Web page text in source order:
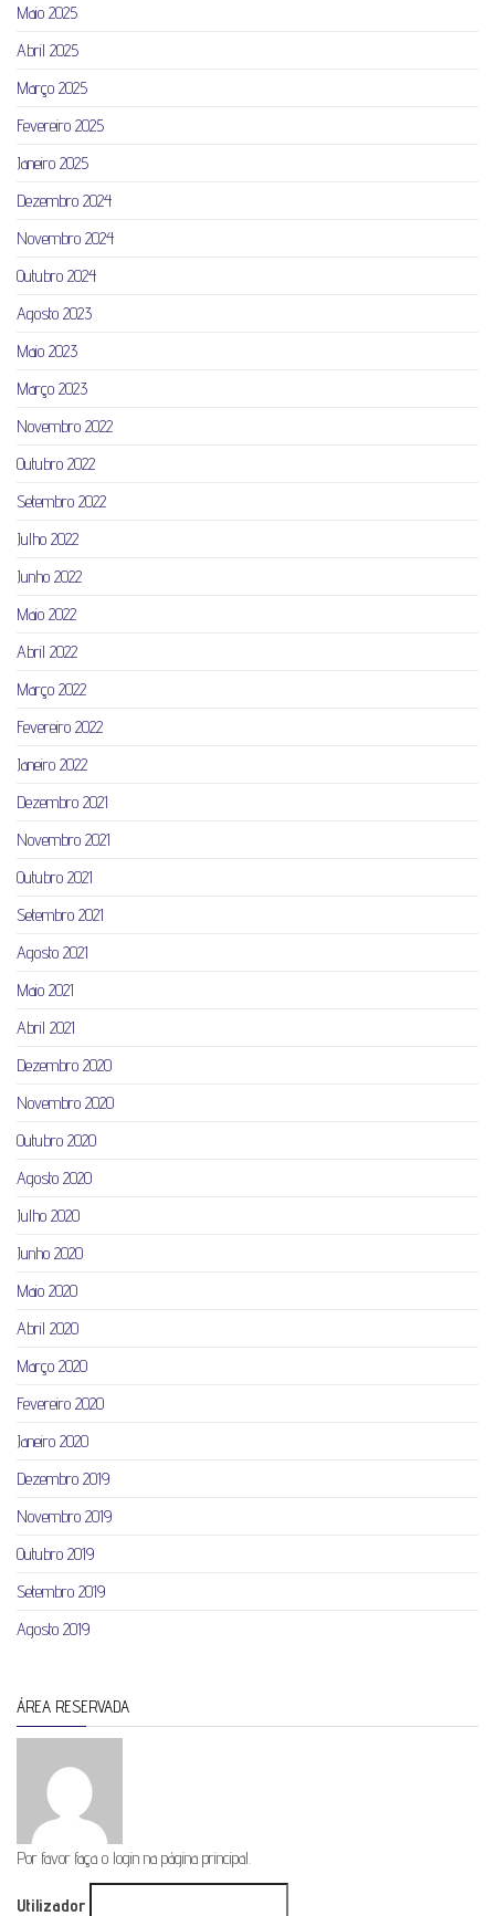
Maio 2025
Abril 2025
Março 2025
Fevereiro 2025
Janeiro 2025
Dezembro 2024
Novembro 2024
Outubro 2024
Agosto 2023
Maio 2023
Março 2023
Novembro 2022
Outubro 2022
Setembro 2022
Julho 2022
Junho 2022
Maio 2022
Abril 2022
Março 2022
Fevereiro 2022
Janeiro 2022
Dezembro 2021
Novembro 2021
Outubro 2021
Setembro 2021
Agosto 2021
Maio 2021
Abril 2021
Dezembro 2020
Novembro 2020
Outubro 2020
Agosto 2020
Julho 2020
Junho 2020
Maio 2020
Abril 2020
Março 2020
Fevereiro 2020
Janeiro 2020
Dezembro 2019
Novembro 2019
Outubro 2019
Setembro 2019
Agosto 2019
ÁREA RESERVADA
Por favor faça o login na página principal.
Utilizador